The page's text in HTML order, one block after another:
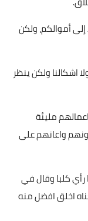
أموالكم، ولكن
اشكالنا ولكن ينظر
مليئة
واعانهم على
كلبا وقال في
اخلق افضل منه